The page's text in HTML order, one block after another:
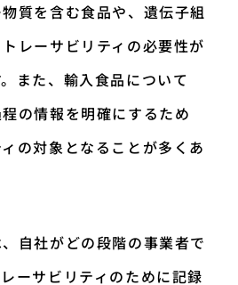
質を含む食品や、遺伝子組
レーサビリティの必要性が
また、輸入食品について
の情報を明確にするため
の対象となることが多くあ
自社がどの段階の事業者で
ーサビリティのために記録